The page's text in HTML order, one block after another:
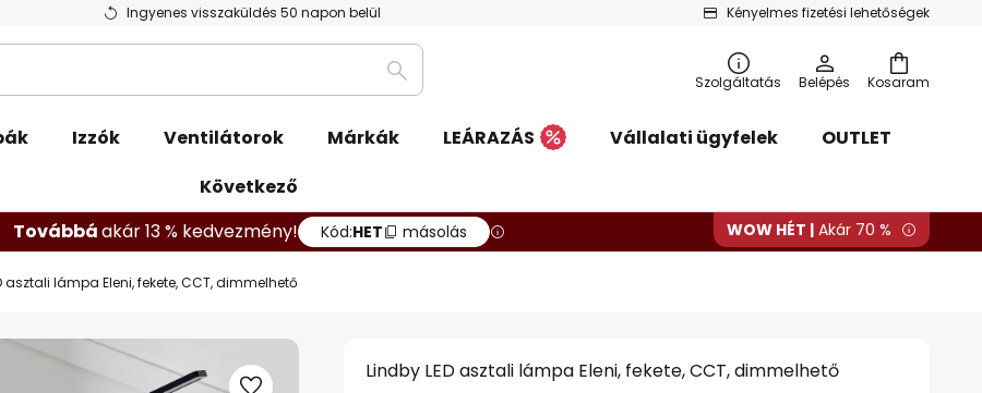
Ingyenes visszaküldés 50 napon belül Kényelmes fizetési lehetőségek
Kosaram
Keresés
Szolgáltatás Belépés
Izzók Ventilátorok Márkák LEÁRAZÁS Vállalati ügyfelek
OUTLET
Következő
Továbbáakár 13 % kedvezmény! Kód:HET másolás WOW HÉT | Akár 70 %
asztali lámpa Eleni, fekete, CCT, dimmelhető
Lindby LED asztali lámpa Eleni, fekete, CCT, dimmelhető